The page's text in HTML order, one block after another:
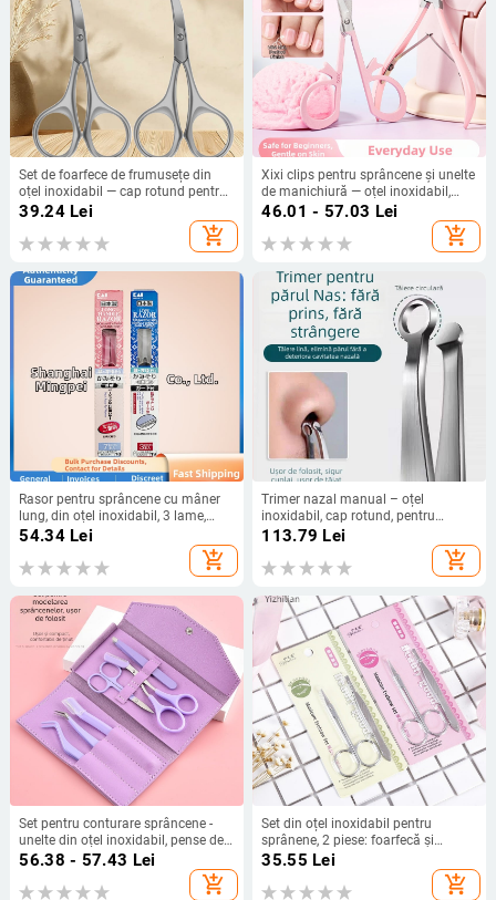
Set de foarfece de frumusețe din
oțel inoxidabil — cap rotund pentru
fire nazale, foarfecă pentru barbă,
foarfecă pentru sprâncene, foarfecă
de machiaj
39.24Lei
add_shopping_cart
Xixi clips pentru sprâncene și unelte
de manichiură — oțel inoxidabil,
îndepărtarea pielii moarte, scop
46.01 - 57.03 Lei
add_shopping_cart
Rasor pentru sprâncene cu mâner
lung, din oțel inoxidabil, 3 lame,
pentru femei
54.34Lei
add_shopping_cart
Trimer nazal manual – oțel
inoxidabil, cap rotund, pentru
tăierea părului din nas și sprâncene
113.79 Lei
add_shopping_cart
Set pentru conturare sprâncene -
unelte din oțel inoxidabil, pense de
precizie, lamă pentru sprânene,
clips pentru sprânene; îngrijire
multifuncțională pentru sprâncene,
56.38 - 57.43 Lei
add_shopping_cart
Set din oțel inoxidabil pentru
sprânene, 2 piese: foarfecă și
pensetă
35.55 Lei
add_shopping_cart